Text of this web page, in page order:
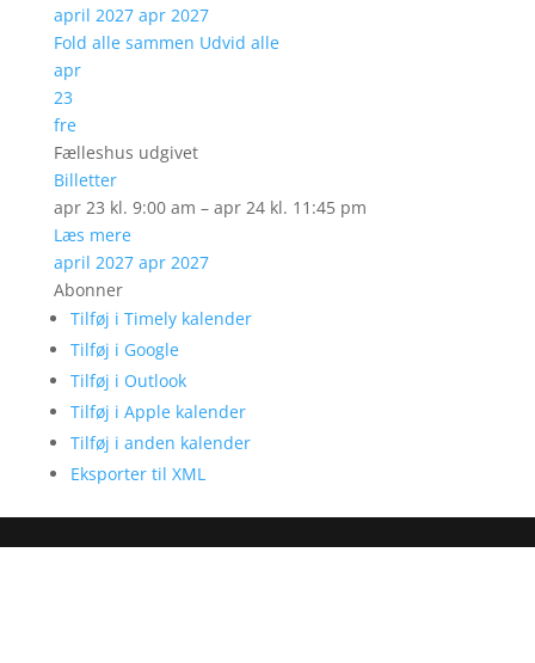
april 2027 apr 2027
Fold alle sammen Udvid alle
apr
23
fre
Fælleshus udgivet
Billetter
apr 23 kl. 9:00 am – apr 24 kl. 11:45 pm
Læs mere
april 2027 apr 2027
Abonner
Tilføj i Timely kalender
Tilføj i Google
Tilføj i Outlook
Tilføj i Apple kalender
Tilføj i anden kalender
Eksporter til XML